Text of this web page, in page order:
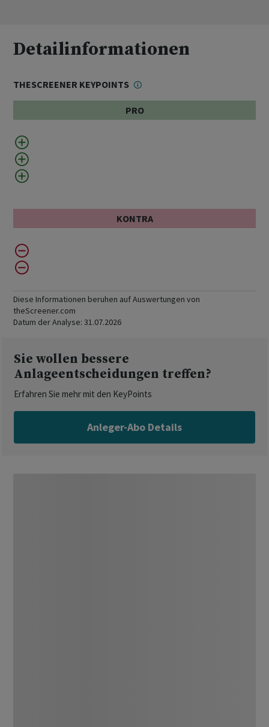
Detailinformationen
THESCREENER KEYPOINTS
PRO
KONTRA
Diese Informationen beruhen auf Auswertungen von
theScreener.com
Datum der Analyse: 31.07.2026
Sie wollen bessere
Anlageentscheidungen treffen?
Erfahren Sie mehr mit den KeyPoints
Anleger-Abo Details